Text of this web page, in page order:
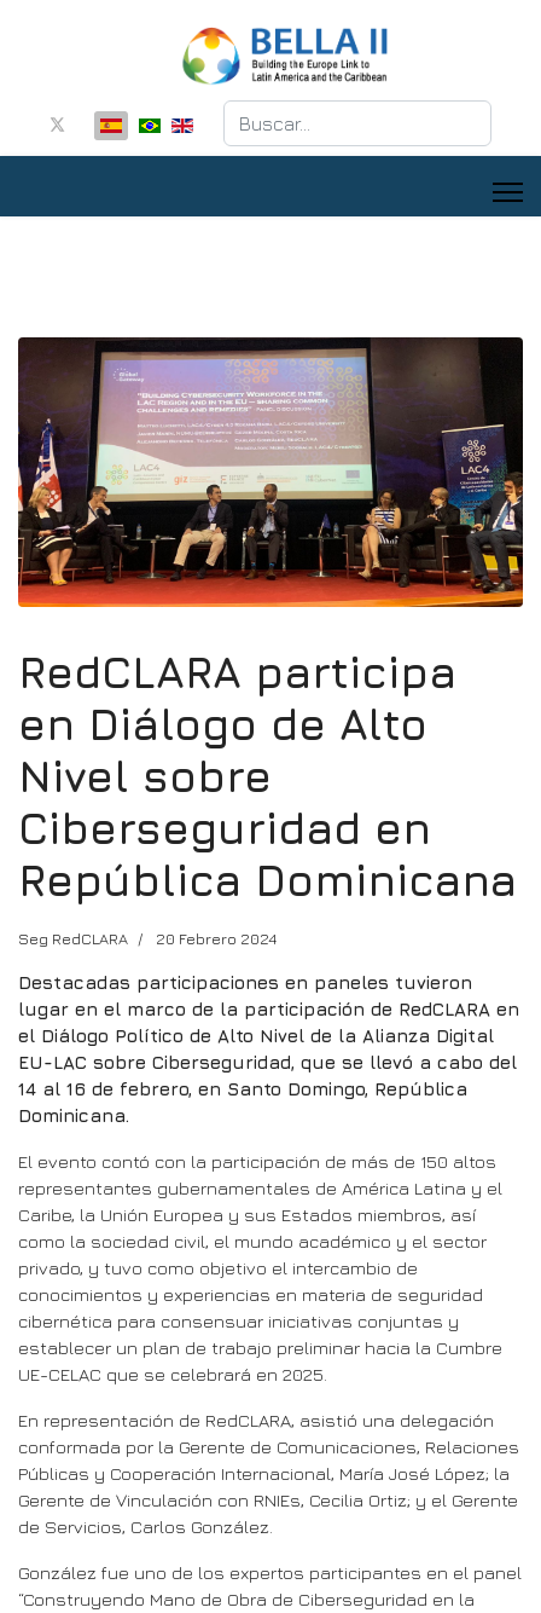
Buscar
RedCLARA participa
en Diálogo de Alto
Nivel sobre
Ciberseguridad en
República Dominicana
Seg RedCLARA 20 Febrero 2024
Destacadas participaciones en paneles tuvieron
lugar en el marco de la participación de RedCLARA en
el Diálogo Político de Alto Nivel de la Alianza Digital
EU-LAC sobre Ciberseguridad, que se llevó a cabo del
14 al 16 de febrero, en Santo Domingo, República
Dominicana.
El evento contó con la participación de más de 150 altos
representantes gubernamentales de América Latina y el
Caribe, la Unión Europea y sus Estados miembros, así
como la sociedad civil, el mundo académico y el sector
privado, y tuvo como objetivo el intercambio de
conocimientos y experiencias en materia de seguridad
cibernética para consensuar iniciativas conjuntas y
establecer un plan de trabajo preliminar hacia la Cumbre
UE-CELAC que se celebrará en 2025.
En representación de RedCLARA, asistió una delegación
conformada por la Gerente de Comunicaciones, Relaciones
Públicas y Cooperación Internacional, María José López; la
Gerente de Vinculación con RNIEs, Cecilia Ortiz; y el Gerente
de Servicios, Carlos González.
González fue uno de los expertos participantes en el panel
“Construyendo Mano de Obra de Ciberseguridad en la